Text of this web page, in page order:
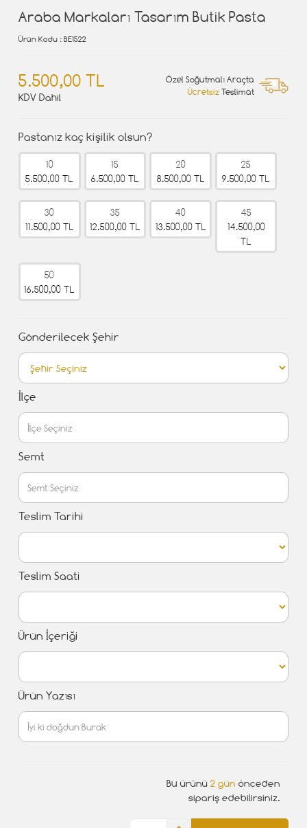
Araba Markaları Tasarım Butik Pasta
Ürün Kodu : BE1522
5.500,00 TL
KDV Dahil
Özel Soğutmalı Araçta
Ücretsiz Teslimat
Pastanız kaç kişilik olsun?
10
5.500,00 TL
15
6.500,00 TL
20
8.500,00 TL
25
9.500,00 TL
30
11.500,00 TL
35
12.500,00 TL
40
13.500,00 TL
45
14.500,00
TL
50
16.500,00 TL
Gönderilecek Şehir
İlçe
Semt
Teslim Tarihi
Teslim Saati
Ürün İçeriği
Ürün Yazısı
Bu ürünü 2 gün önceden
sipariş edebilirsiniz.